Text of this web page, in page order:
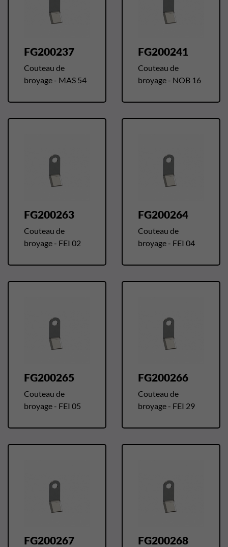
FG200237
Couteau de
broyage - MAS 54
FG200241
Couteau de
broyage - NOB 16
FG200263
Couteau de
broyage - FEI 02
FG200264
Couteau de
broyage - FEI 04
FG200265
Couteau de
broyage - FEI 05
FG200266
Couteau de
broyage - FEI 29
FG200267 FG200268